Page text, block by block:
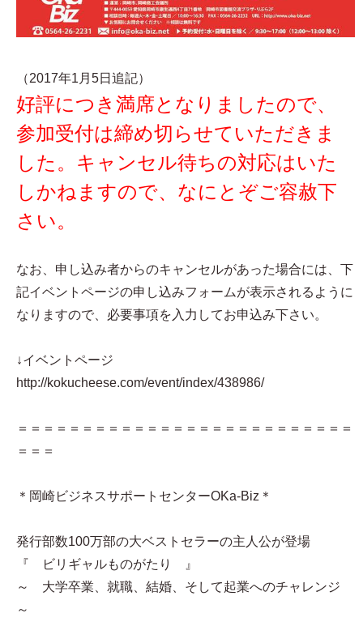
（2017年1月5日追記）
好評につき満席となりましたので、
参加受付は締め切らせていただきま
した。キャンセル待ちの対応はいた
しかねますので、なにとぞご容赦下
さい。
なお、申し込み者からのキャンセルがあった場合には、下
記イベントページの申し込みフォームが表示されるように
なりますので、必要事項を入力してお申込み下さい。
↓イベントページ
http://kokucheese.com/event/index/438986/
＝＝＝＝＝＝＝＝＝＝＝＝＝＝＝＝＝＝＝＝＝＝＝＝＝＝
＝＝＝
＊岡崎ビジネスサポートセンターOKa-Biz＊
発行部数100万部の大ベストセラーの主人公が登場
『 ビリギャルものがたり 』
～ 大学卒業、就職、結婚、そして起業へのチャレンジ
～